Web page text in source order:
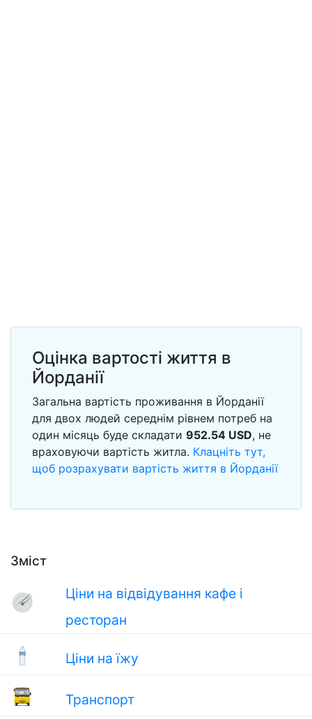
Зміст
Ціни на відвідування кафе і
ресторан
Ціни на їжу
Транспорт
Оцінка вартості життя в
Йорданії
Загальна вартість проживання в Йорданії
для двох людей середнім рівнем потреб на
один місяць буде складати 952.54 USD, не
враховуючи вартість житла. Клацніть тут,
щоб розрахувати вартість життя в Йорданії